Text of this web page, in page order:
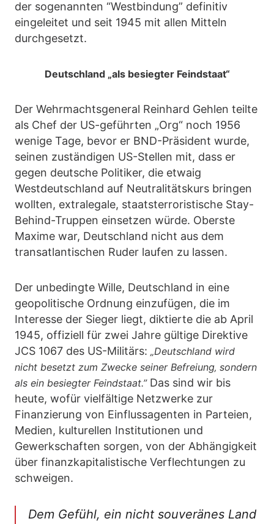
der sogenannten “Westbindung” definitiv
eingeleitet und seit 1945 mit allen Mitteln
durchgesetzt.
Deutschland „als besiegter Feindstaat“
Der Wehrmachtsgeneral Reinhard Gehlen teilte
als Chef der US-geführten „Org“ noch 1956
wenige Tage, bevor er BND-Präsident wurde,
seinen zuständigen US-Stellen mit, dass er
gegen deutsche Politiker, die etwaig
Westdeutschland auf Neutralitätskurs bringen
wollten, extralegale, staatsterroristische Stay-
Behind-Truppen einsetzen würde. Oberste
Maxime war, Deutschland nicht aus dem
transatlantischen Ruder laufen zu lassen.
Der unbedingte Wille, Deutschland in eine
geopolitische Ordnung einzufügen, die im
Interesse der Sieger liegt, diktierte die ab April
1945, offiziell für zwei Jahre gültige Direktive
JCS 1067 des US-Militärs: „Deutschland wird
nicht besetzt zum Zwecke seiner Befreiung‚ sondern
als ein besiegter Feindstaat.”Das sind wir bis
heute, wofür vielfältige Netzwerke zur
Finanzierung von Einflussagenten in Parteien,
Medien, kulturellen Institutionen und
Gewerkschaften sorgen, von der Abhängigkeit
über finanzkapitalistische Verflechtungen zu
schweigen.
Dem Gefühl, ein nicht souveränes Land